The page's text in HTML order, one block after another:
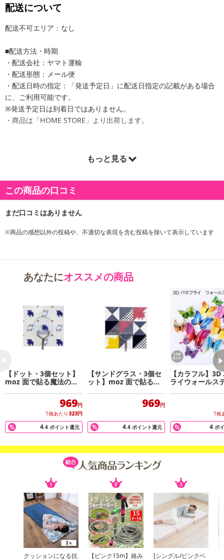
配送について
配送不可エリア：なし
■配送方法・時期
・配送会社：ヤマト運輸
・配送形態：メール便
・配送日時の指定：「発送予定日」に配送日指定の記載がある場合
に、ご利用可能です。
※発送予定日は到着日ではありません。
・商品は「HOME STORE」より出荷します。
もっと見る
この商品の口コミ
※商品の感想以外の投稿や、不適切な表現を含む投稿を除いて表示しています
あなたにオススメの商品
【ドット・3個セット】
moz 面で貼る魔法のフ
969円
1個あたり 323円
4.4 ポイント還元
【サンドグラス・3個セ
ット】moz 面で貼る魔
969円
4.4 ポイント還元
【カラフル】
ライウォールス
1枚
4 ポ
クッションになる抗
【ピンク15m】絡み
[シングル/ピンクベ